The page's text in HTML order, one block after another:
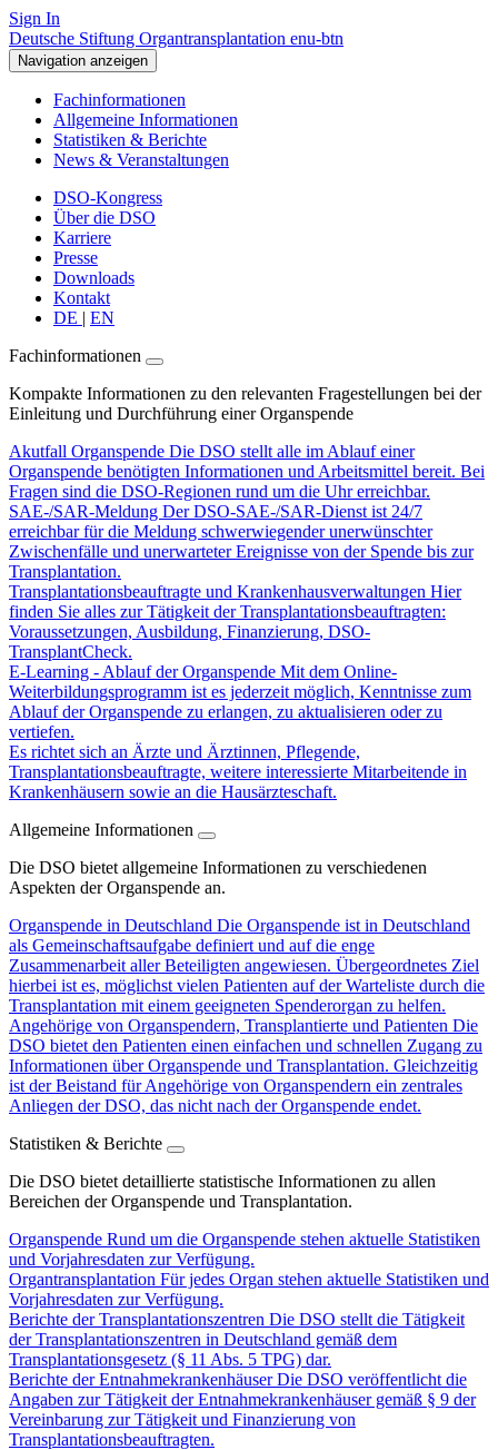
Sign In
Deutsche Stiftung Organtransplantation enu-btn
Navigation anzeigen
Fachinformationen
Allgemeine Informationen
Statistiken & Berichte
News & Veranstaltungen
DSO-Kongress
Über die DSO
Karriere
Presse
Downloads
Kontakt
DE | EN
Fachinformationen
Kompakte Informationen zu den relevanten Fragestellungen bei der
Einleitung und Durchführung einer Organspende
Akutfall Organspende Die DSO stellt alle im Ablauf einer
Organspende benötigten Informationen und Arbeitsmittel bereit. Bei
Fragen sind die DSO-Regionen rund um die Uhr erreichbar.
SAE-/SAR-Meldung Der DSO-SAE-/SAR-Dienst ist 24/7
erreichbar für die Meldung schwerwiegender unerwünschter
Zwischenfälle und unerwarteter Ereignisse von der Spende bis zur
Transplantation.
Transplantationsbeauftragte und Krankenhausverwaltungen Hier
finden Sie alles zur Tätigkeit der Transplantationsbeauftragten:
Voraussetzungen, Ausbildung, Finanzierung, DSO-
TransplantCheck.
E-Learning - Ablauf der Organspende Mit dem Online-
Weiterbildungsprogramm ist es jederzeit möglich, Kenntnisse zum
Ablauf der Organspende zu erlangen, zu aktualisieren oder zu
vertiefen.
Es richtet sich an Ärzte und Ärztinnen, Pflegende,
Transplantationsbeauftragte, weitere interessierte Mitarbeitende in
Krankenhäusern sowie an die Hausärzteschaft.
Allgemeine Informationen
Die DSO bietet allgemeine Informationen zu verschiedenen
Aspekten der Organspende an.
Organspende in Deutschland Die Organspende ist in Deutschland
als Gemeinschaftsaufgabe definiert und auf die enge
Zusammenarbeit aller Beteiligten angewiesen. Übergeordnetes Ziel
hierbei ist es, möglichst vielen Patienten auf der Warteliste durch die
Transplantation mit einem geeigneten Spenderorgan zu helfen.
Angehörige von Organspendern, Transplantierte und Patienten Die
DSO bietet den Patienten einen einfachen und schnellen Zugang zu
Informationen über Organspende und Transplantation. Gleichzeitig
ist der Beistand für Angehörige von Organspendern ein zentrales
Anliegen der DSO, das nicht nach der Organspende endet.
Statistiken & Berichte
Die DSO bietet detaillierte statistische Informationen zu allen
Bereichen der Organspende und Transplantation.
Organspende Rund um die Organspende stehen aktuelle Statistiken
und Vorjahresdaten zur Verfügung.
Organtransplantation Für jedes Organ stehen aktuelle Statistiken und
Vorjahresdaten zur Verfügung.
Berichte der Transplantationszentren Die DSO stellt die Tätigkeit
der Transplantationszentren in Deutschland gemäß dem
Transplantationsgesetz (§ 11 Abs. 5 TPG) dar.
Berichte der EntnahmekrankenhäuserDie DSO veröffentlicht die
Angaben zur Tätigkeit der Entnahmekrankenhäuser gemäß § 9 der
Vereinbarung zur Tätigkeit und Finanzierung von
Transplantationsbeauftragten.